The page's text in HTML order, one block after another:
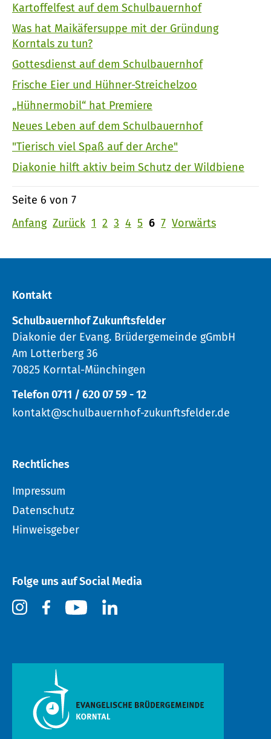
Kartoffelfest auf dem Schulbauernhof
Was hat Maikäfersuppe mit der Gründung
Korntals zu tun?
Gottesdienst auf dem Schulbauernhof
Frische Eier und Hühner-Streichelzoo
„Hühnermobil“ hat Premiere
Neues Leben auf dem Schulbauernhof
"Tierisch viel Spaß auf der Arche"
Diakonie hilft aktiv beim Schutz der Wildbiene
Seite 6 von 7
Anfang Zurück 1 2 3 4 5 6 7 Vorwärts
Kontakt
Schulbauernhof Zukunftsfelder
Diakonie der Evang. Brüdergemeinde gGmbH
Am Lotterberg 36
70825 Korntal-Münchingen
Telefon 0711 / 620 07 59 - 12
kontakt@schulbauernhof-zukunftsfelder.de
Rechtliches
Impressum
Datenschutz
Hinweisgeber
Folge uns auf Social Media